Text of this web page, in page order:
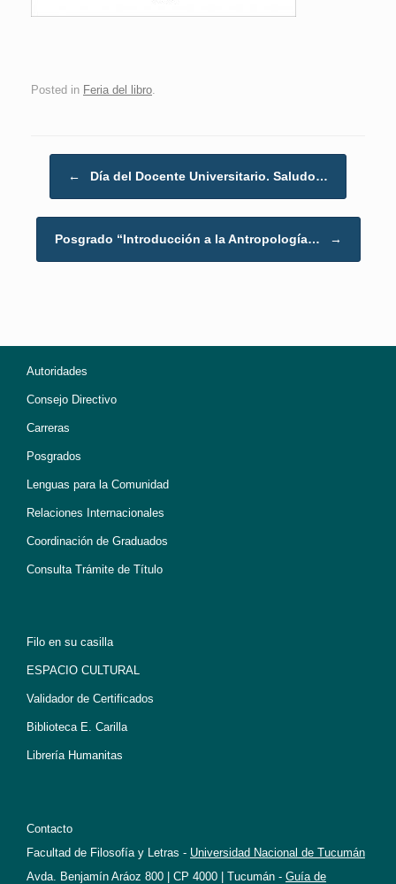
Posted in Feria del libro.
← Día del Docente Universitario. Saludo…
Posgrado “Introducción a la Antropología… →
Autoridades
Consejo Directivo
Carreras
Posgrados
Lenguas para la Comunidad
Relaciones Internacionales
Coordinación de Graduados
Consulta Trámite de Título
Filo en su casilla
ESPACIO CULTURAL
Validador de Certificados
Biblioteca E. Carilla
Librería Humanitas
Contacto
Facultad de Filosofía y Letras - Universidad Nacional de Tucumán
Avda. Benjamín Aráoz 800 | CP 4000 | Tucumán - Guía de